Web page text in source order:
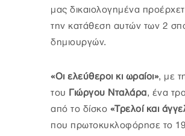
μας δικαιολογημένα
την κατάθεση αυτών των 2
δημιουργών.
«Οι ελεύθεροι κι ωραίοι», με
του Γιώργου Νταλάρα, ένα
από το δίσκο «Τρελοί και
που πρωτοκυκλοφόρησε το